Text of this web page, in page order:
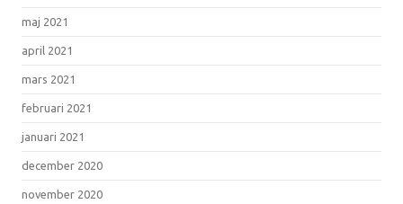
maj 2021
april 2021
mars 2021
februari 2021
januari 2021
december 2020
november 2020